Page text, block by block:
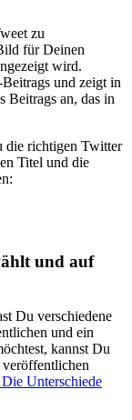
zu
für Deinen
wird.
und zeigt in
Beitrags an, das in
die richtigen Twitter
Titel und die
und auf
Du verschiedene
und ein
kannst Du
Unterschiede